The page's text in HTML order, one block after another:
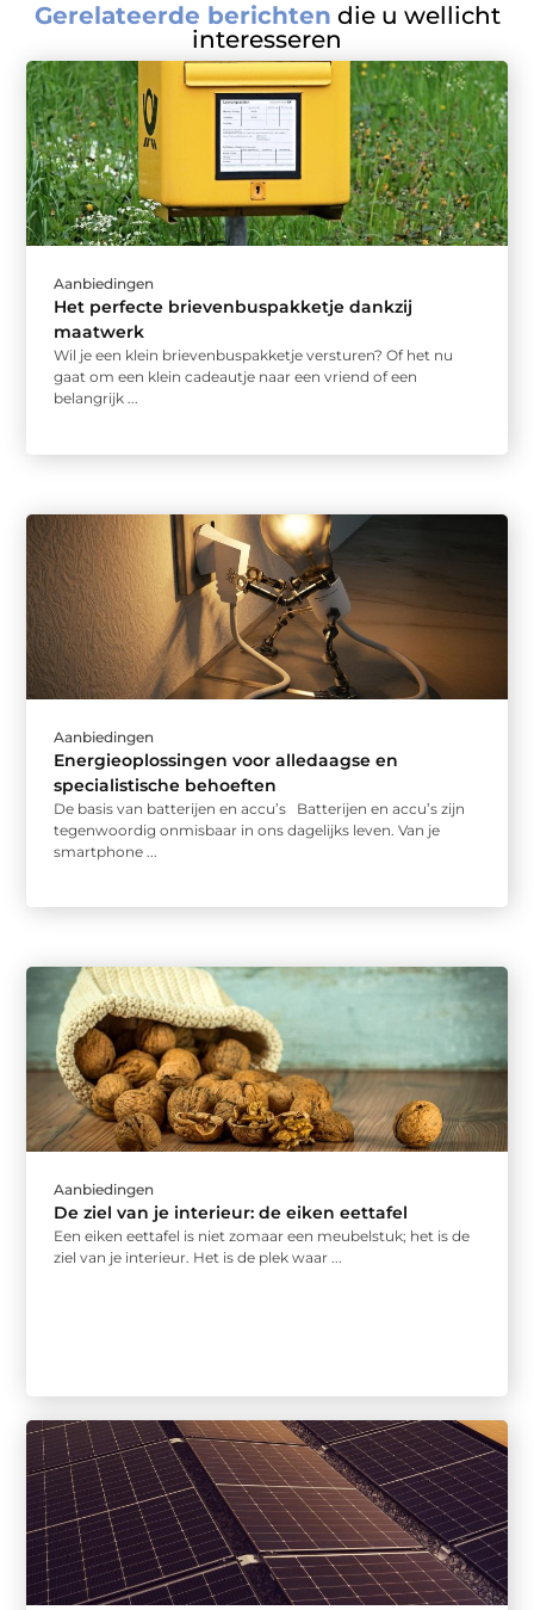
Gerelateerde berichten die u wellicht
interesseren
Aanbiedingen
Het perfecte brievenbuspakketje dankzij
maatwerk
Wil je een klein brievenbuspakketje versturen? Of het nu
gaat om een klein cadeautje naar een vriend of een
belangrijk ...
Aanbiedingen
Energieoplossingen voor alledaagse en
specialistische behoeften
De basis van batterijen en accu’s Batterijen en accu’s zijn
tegenwoordig onmisbaar in ons dagelijks leven. Van je
smartphone ...
Aanbiedingen
De ziel van je interieur: de eiken eettafel
Een eiken eettafel is niet zomaar een meubelstuk; het is de
ziel van je interieur. Het is de plek waar ...